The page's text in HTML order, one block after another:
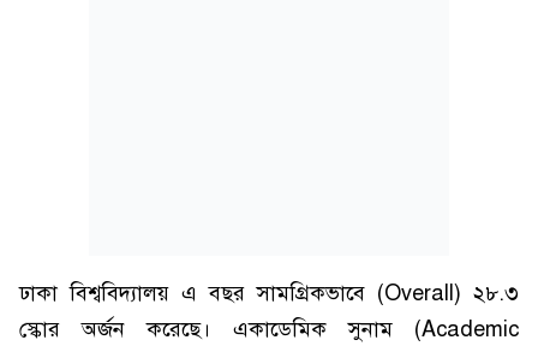
ঢাকা বিশ্ববিদ্যালয় এ বছর সামগ্রিকভাবে (Overall) ২৮.৩
স্কোর অর্জন করেছে। একাডেমিক সুনাম (Academic